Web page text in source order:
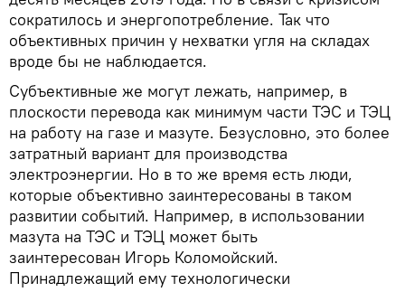
сократилось и энергопотребление. Так что
объективных причин у нехватки угля на складах
вроде бы не наблюдается.
Субъективные же могут лежать, например, в
плоскости перевода как минимум части ТЭС и ТЭЦ
на работу на газе и мазуте. Безусловно, это более
затратный вариант для производства
электроэнергии. Но в то же время есть люди,
которые объективно заинтересованы в таком
развитии событий. Например, в использовании
мазута на ТЭС и ТЭЦ может быть
заинтересован Игорь Коломойский.
Принадлежащий ему технологически